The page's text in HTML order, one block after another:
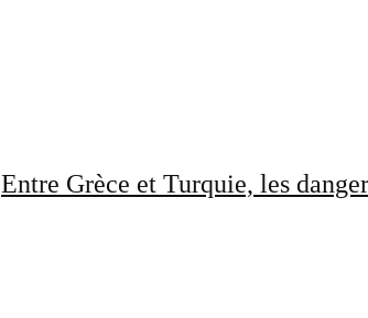
Entre Grèce et Turquie, les